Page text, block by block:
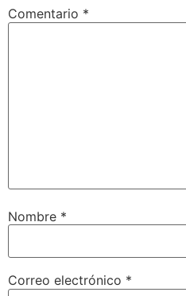
Comentario *
Nombre *
Correo electrónico *